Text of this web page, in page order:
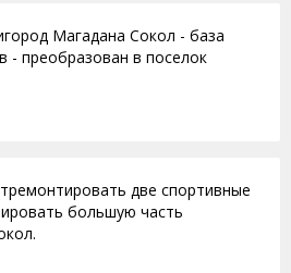
Магадана Сокол - база
- преобразован в поселок
две спортивные
большую часть